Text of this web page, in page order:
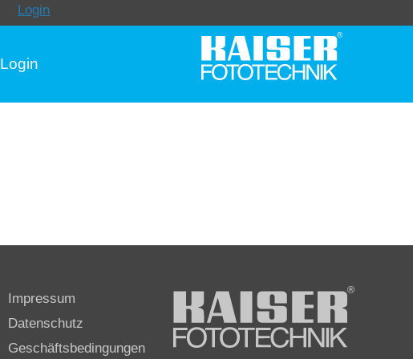
Login
Login
Impressum
Datenschutz
Geschäftsbedingungen